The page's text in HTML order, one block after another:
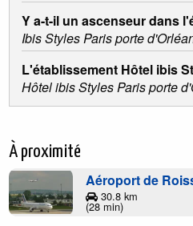
Y a-t-il un ascenseur dans
Ibis Styles Paris porte
L'établissement Hôtel ibis
Hôtel ibis Styles Paris porte
À proximité
Aéroport de
30.8 km
(28 min)